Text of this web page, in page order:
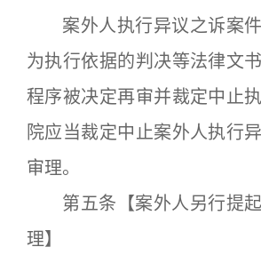
案外人执行异议之诉案件
为执行依据的判决等法律文
程序被决定再审并裁定中止
院应当裁定中止案外人执行
审理。
第五条【案外人另行提起
理】